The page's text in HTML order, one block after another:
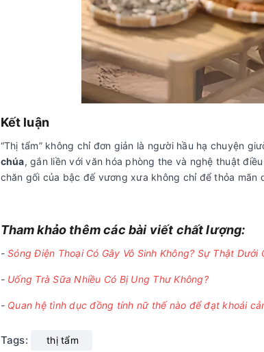
Kết luận
“Thị tẩm” không chỉ đơn giản là người hầu hạ chuyện
chúa, gắn liền với văn hóa phòng the và nghệ thuật
chăn gối của bậc đế vương xưa không chỉ để thỏa
Tham khảo thêm các bài viết chất lượng:
- Sóng Điện Thoại Có Gây Vô Sinh Không? Sự Thật Dưới
- Uống Trà Sữa Nhiều Có Bị Ung Thư Không?
- Quan hệ tình dục đồng tính nữ thế nào để đạt khoái
Tags: thị tẩm